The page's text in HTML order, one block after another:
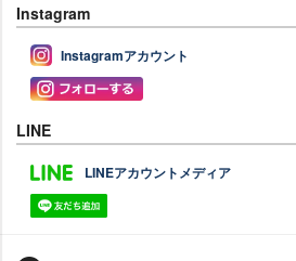
Instagram
Instagramアカウント
LINE
LINEアカウントメディア